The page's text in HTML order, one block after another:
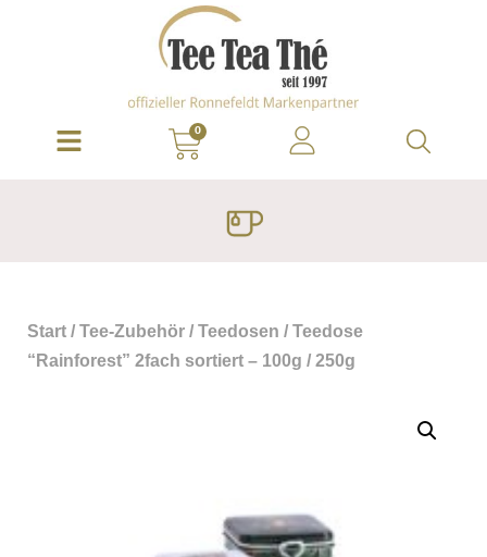
0
Start / Tee-Zubehör / Teedosen / Teedose
“Rainforest” 2fach sortiert – 100g / 250g